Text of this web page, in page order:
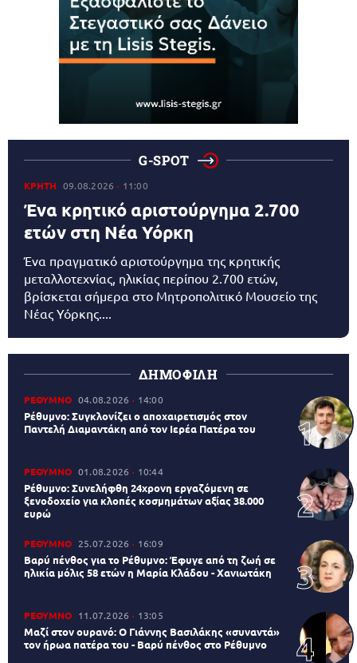
G-SPOT
ΚΡΗΤΗ 09.08.2026 11:00
Ένα κρητικό αριστούργημα 2.700
ετών στη Νέα Υόρκη
Ένα πραγματικό αριστούργημα της κρητικής
μεταλλοτεχνίας, ηλικίας περίπου 2.700 ετών,
βρίσκεται σήμερα στο Μητροπολιτικό Μουσείο της
Νέας Υόρκης....
ΔΗΜΟΦΙΛΗ
ΡΕΘΥΜΝΟ 04.08.2026 14:00
Ρέθυμνο: Συγκλονίζει ο αποχαιρετισμός στον
Παντελή Διαμαντάκη από τον Ιερέα Πατέρα του
ΡΕΘΥΜΝΟ 01.08.2026 10:44
Ρέθυμνο: Συνελήφθη 24χρονη εργαζόμενη σε
ξενοδοχείο για κλοπές κοσμημάτων αξίας 38.000
ευρώ
ΡΕΘΥΜΝΟ 25.07.2026 16:09
Βαρύ πένθος για το Ρέθυμνο: Έφυγε από τη ζωή σε
ηλικία μόλις 58 ετών η Μαρία Κλάδου - Χανιωτάκη
ΡΕΘΥΜΝΟ 11.07.2026 13:05
Μαζί στον ουρανό: Ο Γιάννης Βασιλάκης «συναντά»
τον ήρωα πατέρα του - Βαρύ πένθος στο Ρέθυμνο